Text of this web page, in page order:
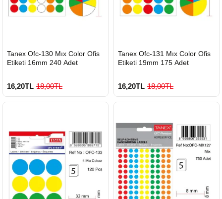
GÖNDERİ
Tanex Ofc-130 Mıx Color Ofis
Etiketi 16mm 240 Adet
16,20TL 18,00TL
GÖNDERİ
Tanex Ofc-131 Mıx Color Ofis
Etiketi 19mm 175 Adet
16,20TL 18,00TL